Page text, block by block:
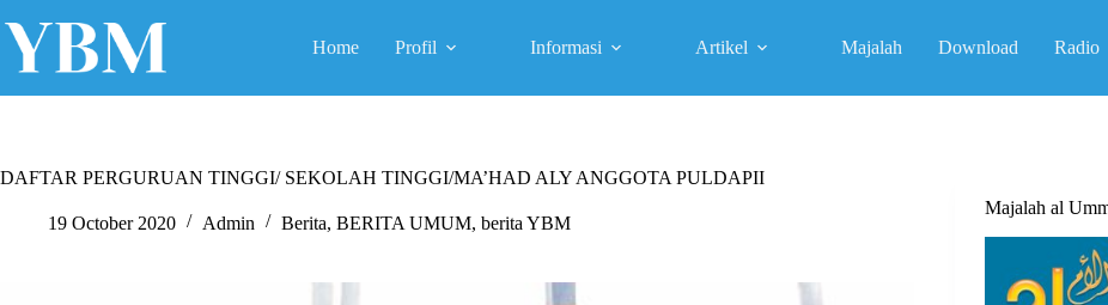
to
content
Home Profil Informasi Artikel Majalah Download Radio
DAFTAR PERGURUAN TINGGI/ SEKOLAH TINGGI/MA’HAD ALY ANGGOTA PULDAPII
19 October 2020 Admin Berita, BERITA UMUM, berita YBM
Majalah al